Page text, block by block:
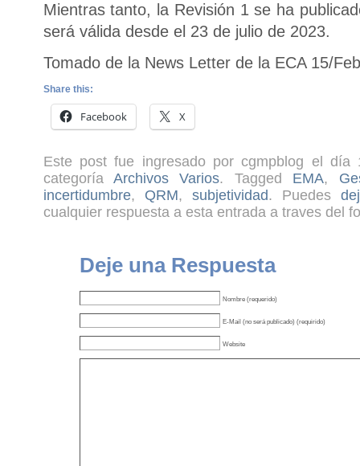
Mientras tanto, la Revisión 1 se ha
será válida desde el 23 de julio de 2023.
Tomado de la News Letter de la ECA 15/
Share this:
Facebook X
Este post fue ingresado por cgmpblog el
categoría Archivos Varios. Tagged EMA,
incertidumbre, QRM, subjetividad. Puedes
cualquier respuesta a esta entrada a traves del
Deje una Respuesta
Nombre (requerido)
E-Mail (no será publicado) (requirido)
Website